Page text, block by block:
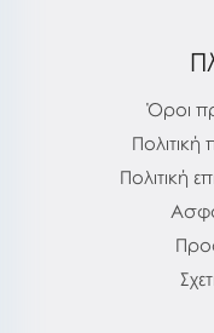
Όροι
Πολιτική